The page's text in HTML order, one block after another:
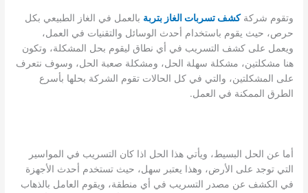
وتقوم شركةكشف تسربات الغاز بتربة بالعمل في الغاز الطبيعي بكل
حرص، حيث يقوم باستخدام أحدث الوسائل والتقنيات في العمل،
ويعمل على كشف التسريب في أي نطاق ليقوم بحل المشكلة، وتكون
هنا مشكلتين، مشكلة سهلة الحل، ومشكلة صعبة الحل، وسوف نتعرف
على المشكلتين، والتي في كل الحالات تقوم الشركة بحلها بأسرع
الطرق الممكنة في العمل.
أما عن الحل البسيط، ويأتي هذا الحل اذا كان التسريب في المواسير
التي توجد على الأرض، وهذا يعتبر سهل، حيث تستخدم أحدث الأجهزة
في الكشف عن مصدر التسريب في أي منطقة، ويقوم العامل بالذهاب